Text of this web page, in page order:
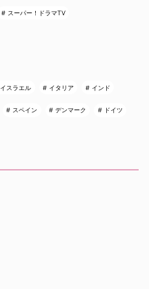
スーパー！ドラマTV
イスラエル イタリア インド
スペイン デンマーク ドイツ